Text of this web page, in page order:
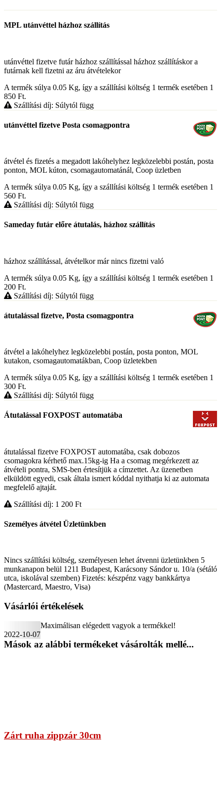
MPL utánvéttel házhoz szállítás
utánvéttel fizetve futár házhoz szállítással házhoz szállításkor a
futárnak kell fizetni az áru átvételekor
A termék súlya 0.05 Kg, így a szállítási költség 1 termék esetében 1
850 Ft.
Szállítási díj: Súlytól függ
utánvéttel fizetve Posta csomagpontra
átvétel és fizetés a megadott lakóhelyhez legközelebbi postán, posta
ponton, MOL kúton, csomagautomatánál, Coop üzletben
A termék súlya 0.05 Kg, így a szállítási költség 1 termék esetében 1
560 Ft.
Szállítási díj: Súlytól függ
Sameday futár előre átutalás, házhoz szállítás
házhoz szállítással, átvételkor már nincs fizetni való
A termék súlya 0.05 Kg, így a szállítási költség 1 termék esetében 1
200 Ft.
Szállítási díj: Súlytól függ
átutalással fizetve, Posta csomagpontra
átvétel a lakóhelyhez legközelebbi postán, posta ponton, MOL
kutakon, csomagautomatákban, Coop üzletekben
A termék súlya 0.05 Kg, így a szállítási költség 1 termék esetében 1
300 Ft.
Szállítási díj: Súlytól függ
Átutalással FOXPOST automatába
átutalással fizetve FOXPOST automatába, csak dobozos
csomagokra kérhető max.15kg-ig Ha a csomag megérkezett az
átvételi pontra, SMS-ben értesítjük a címzettet. Az üzenetben
elküldött egyedi, csak általa ismert kóddal nyithatja ki az automata
megfelelő ajtaját.
Szállítási díj: 1 200 Ft
Személyes átvétel Üzletünkben
Nincs szállítási költség, személyesen lehet átvenni üzletünkben 5
munkanapon belül 1211 Budapest, Karácsony Sándor u. 10/a (sétáló
utca, iskolával szemben) Fizetés: készpénz vagy bankkártya
(Mastercard, Maestro, Visa)
Vásárlói értékelések
2022-10-07
Maximálisan elégedett vagyok a termékkel!
Mások az alábbi termékeket vásárolták mellé...
Zárt ruha zippzár 30cm